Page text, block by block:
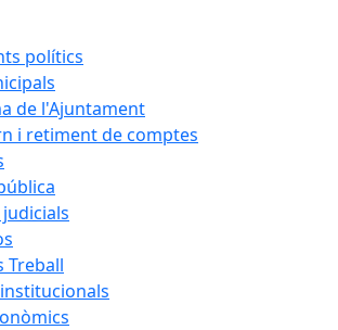
polítics
de l'Ajuntament
i retiment de comptes
Treball